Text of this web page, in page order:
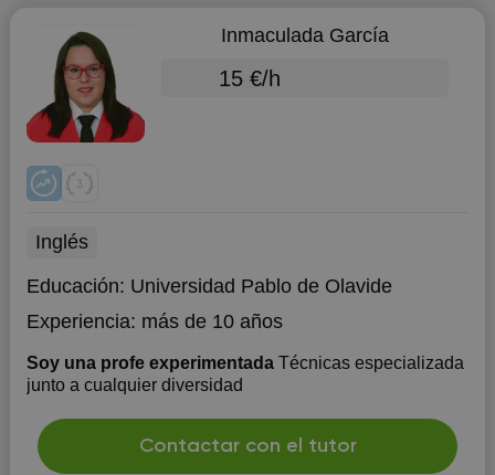
Inmaculada García
15 €/h
Inglés
Educación: Universidad Pablo de Olavide
Experiencia: más de 10 años
Soy una profe experimentada Técnicas especializada
junto a cualquier diversidad
Contactar con el tutor